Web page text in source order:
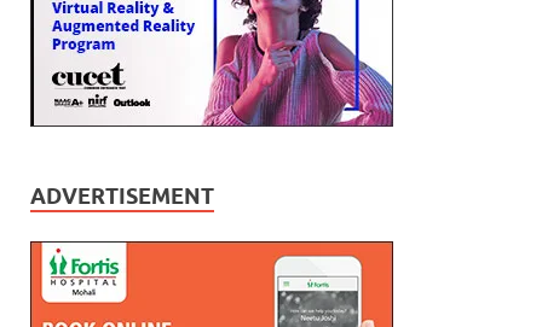
ADVERTISEMENT